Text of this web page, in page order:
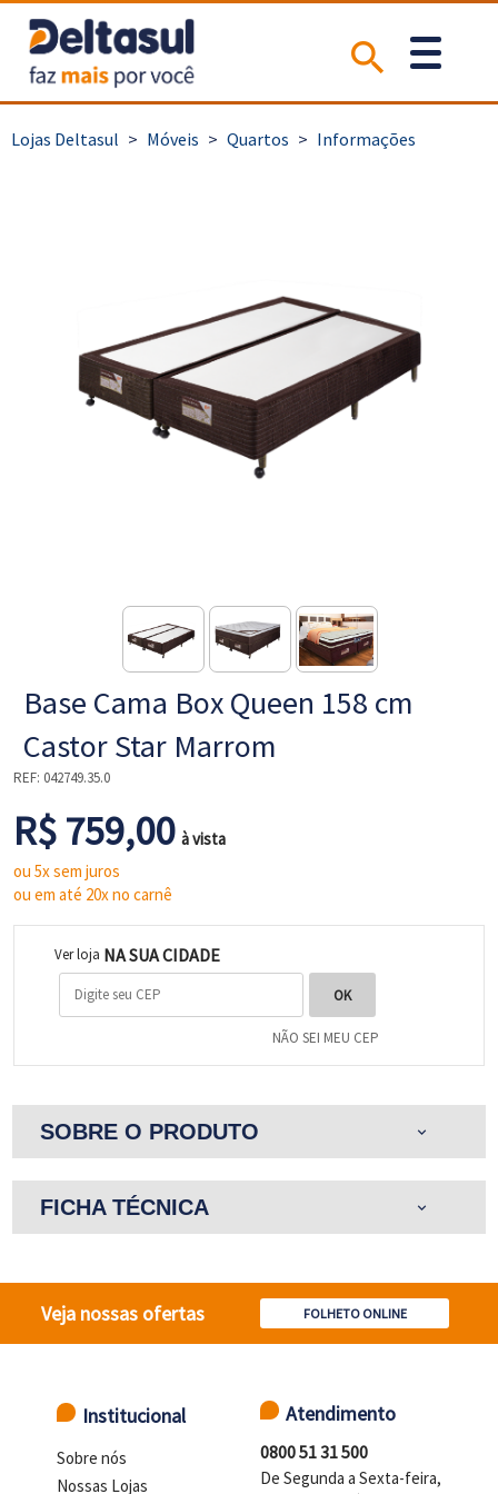
> Móveis > Quartos > Informações
Base Cama Box Queen 158 cm
Castor Star Marrom
REF: 042749.35.0
R$ 759,00à vista
ou 5x sem juros
ou em até 20x no carnê
Ver loja NA SUA CIDADE
NÃO SEI MEU CEP
SOBRE O PRODUTO expand_more
FICHA TÉCNICA expand_more
Veja nossas ofertas FOLHETO ONLINE
Institucional
Sobre nós
Nossas Lojas
Atendimento
0800 51 31 500
De Segunda a Sexta-feira,